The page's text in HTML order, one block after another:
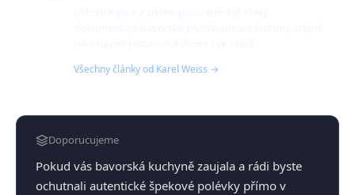
Všechny články od Karel Weiss →
Doporucujeme
Pokud vás bavorská kuchyně zaujala a rádi byste
ochutnali autentické špekové polévky přímo v